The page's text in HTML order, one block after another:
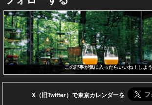
この記事が気に入ったらいいね！しよう
X（旧Twitter）で東京カレンダーを